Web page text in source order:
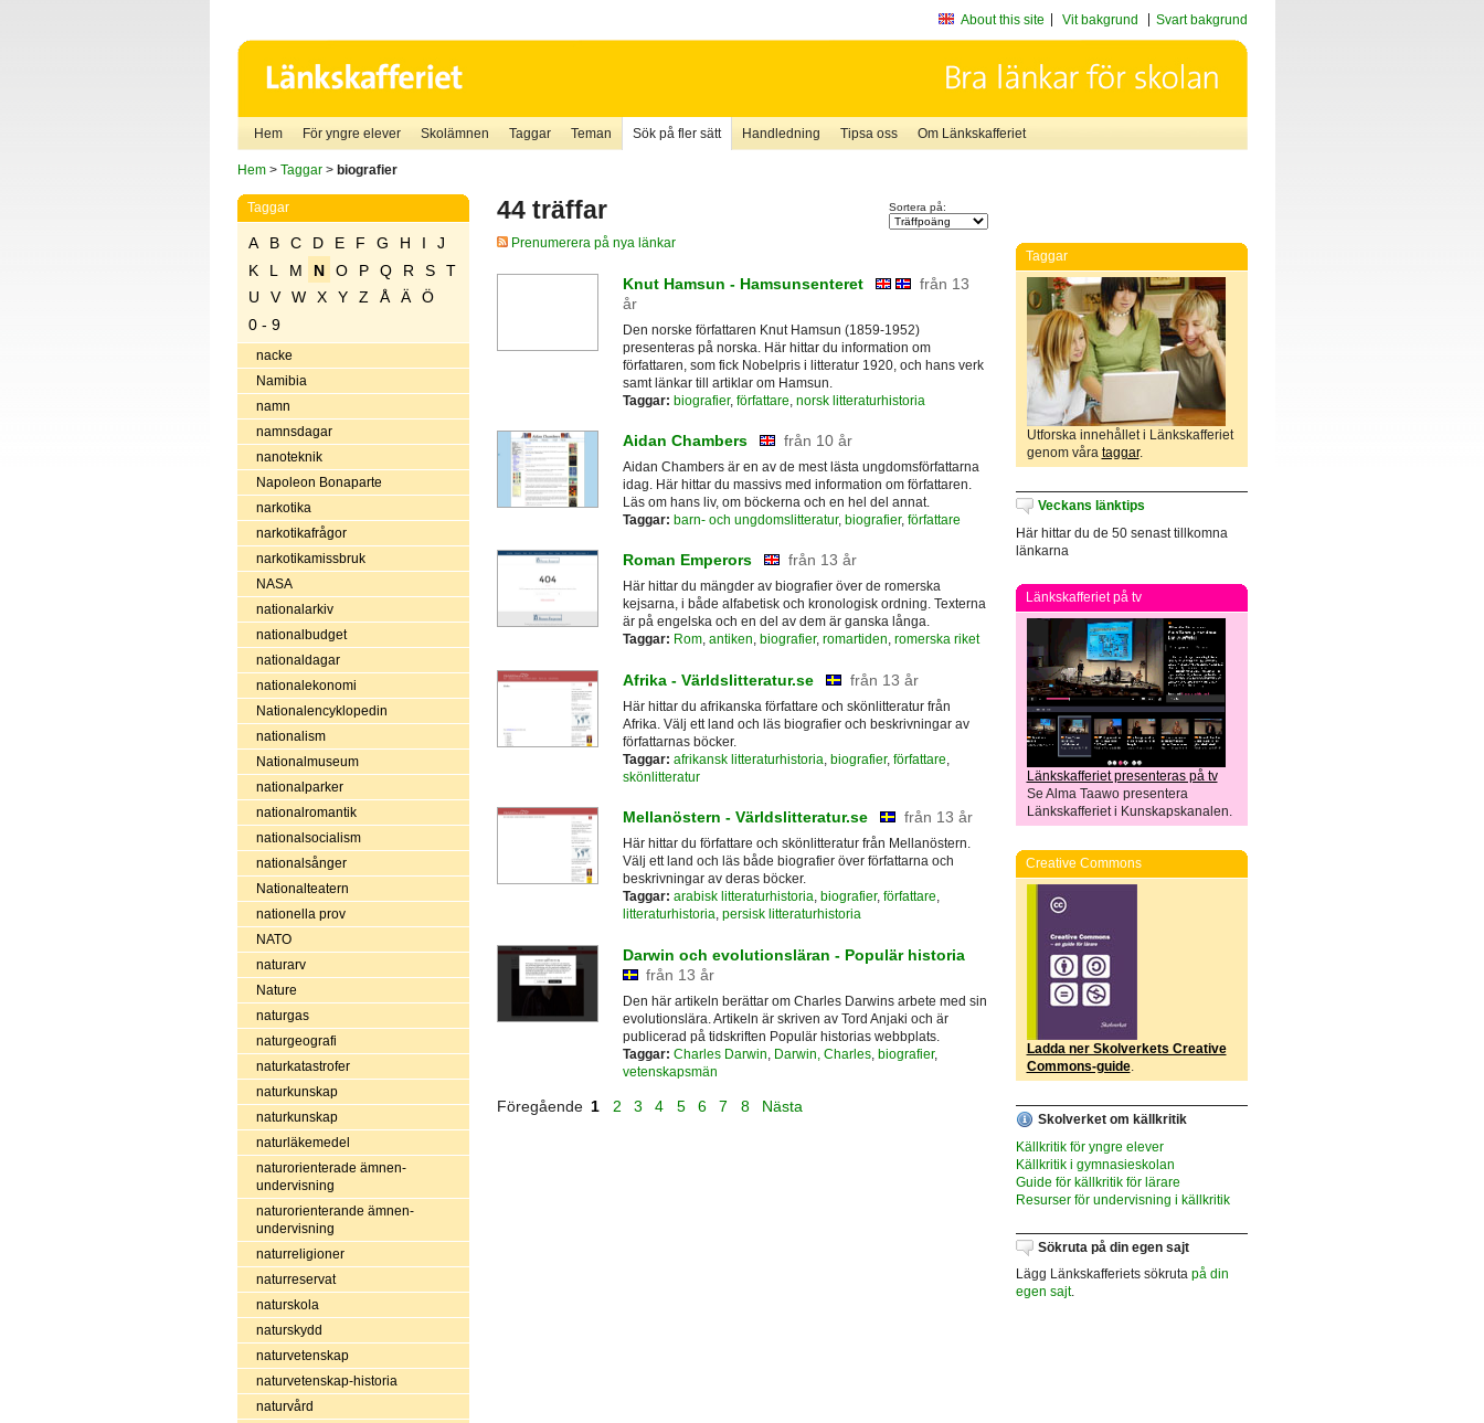
About this site Vit bakgrund Svart bakgrund
Hem För yngre elever Skolämnen Taggar Teman Sök på fler sätt Handledning Tipsa oss Om Länkskafferiet
Hem> Taggar> biografier
Taggar
A B C D E F G H I
J
K
L M N O P Q R S
T
U
V W X Y Z Å Ä
Ö
0 - 9
nacke
Namibia
namn
namnsdagar
nanoteknik
Napoleon Bonaparte
narkotika
narkotikafrågor
narkotikamissbruk
NASA
nationalarkiv
nationalbudget
nationaldagar
nationalekonomi
Nationalencyklopedin
nationalism
Nationalmuseum
nationalparker
nationalromantik
nationalsocialism
nationalsånger
Nationalteatern
nationella prov
NATO
naturarv
Nature
naturgas
naturgeografi
naturkatastrofer
naturkunskap
naturkunskap
naturläkemedel
naturorienterade ämnen-
undervisning
naturorienterande ämnen-
undervisning
naturreligioner
naturreservat
naturskola
naturskydd
naturvetenskap
naturvetenskap-historia
naturvård
44 träffar Sortera på:
Prenumerera på nya länkar
Knut Hamsun - Hamsunsenteret
från 13
år
Den norske författaren Knut Hamsun (1859-1952)
presenteras på norska. Här hittar du information om
författaren, som fick Nobelpris i litteratur 1920, och hans verk
samt länkar till artiklar om Hamsun.
Taggar: biografier, författare norsk litteraturhistoria
Aidan Chambers från 10 år
Aidan Chambers är en av de mest lästa ungdomsförfattarna
idag. Här hittar du massivs med information om författaren.
Läs om hans liv, om böckerna och en hel del annat.
Taggar: barn- och ungdomslitteratur, biografier, författare
Roman Emperors från 13 år
Här hittar du mängder av biografier över de romerska
kejsarna, i både alfabetisk och kronologisk ordning. Texterna
är på engelska och en del av dem är ganska långa.
Taggar: Rom, antiken, biografier, romartiden, romerska riket
Afrika - Världslitteratur.se från 13 år
Här hittar du afrikanska författare och skönlitteratur från
Afrika. Välj ett land och läs biografier och beskrivningar av
författarnas böcker.
Taggar: afrikansk litteraturhistoria, biografier, författare,
skönlitteratur
Mellanöstern - Världslitteratur.se från 13 år
Här hittar du författare och skönlitteratur från Mellanöstern.
Välj ett land och läs både biografier över författarna och
beskrivningar av deras böcker.
Taggar: arabisk litteraturhistoria, biografier, författare,
litteraturhistoria, persisk litteraturhistoria
Darwin och evolutionsläran - Populär historia
från 13 år
Den här artikeln berättar om Charles Darwins arbete med sin
evolutionslära. Artikeln är skriven av Tord Anjaki och är
publicerad på tidskriften Populär historias webbplats.
Taggar: Charles Darwin Darwin, Charles, biografier,
vetenskapsmän
Föregående 1 2 3 4 5 6 7 8 Nästa
Taggar
Utforska innehållet i Länkskafferiet
genom våra taggar.
Veckans länktips
Här hittar du de 50 senast tillkomna
länkarna
Länkskafferiet på tv
Länkskafferiet presenteras på tv
Se Alma Taawo presentera
Länkskafferiet i Kunskapskanalen.
Creative Commons
Ladda ner Skolverkets Creative
Commons-guide.
Skolverket om källkritik
Källkritik för yngre elever
Källkritik i gymnasieskolan
Guide för källkritik för lärare
Resurser för undervisning i källkritik
Sökruta på din egen sajt
Lägg Länkskafferiets sökruta på din
egen sajt.